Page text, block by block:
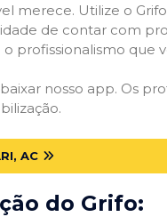
merece. Utilize o
de contar com
profissionalismo que
nosso app. Os
AC
do Grifo: